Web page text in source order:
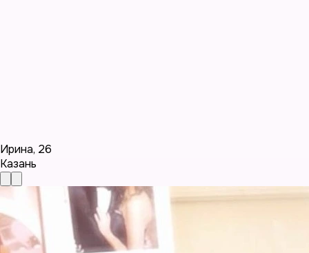
Ирина, 26
Казань